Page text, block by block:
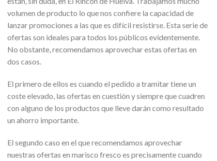
volumen de producto lo que nos confiere la capacidad de
lanzar promociones a las que es difícil resistirse. Esta serie de
ofertas son ideales para todos los públicos evidentemente.
No obstante, recomendamos aprovechar estas ofertas en
dos casos.
El primero de ellos es cuando el pedido a tramitar tiene un
coste elevado, las ofertas en cuestión y siempre que cuadren
con alguno de los productos que lleve darán como resultado
un ahorro importante.
El segundo caso en el que recomendamos aprovechar
nuestras ofertas en marisco fresco es precisamente cuando